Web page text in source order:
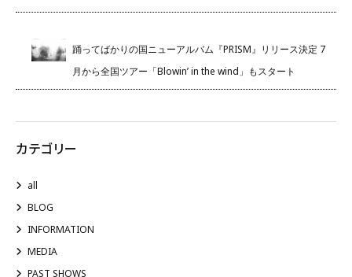
踊ってばかりの国ニューアルバム『PRISM』リリース決定 7
月から全国ツアー「Blowin’ in the wind」もスタート
カテゴリー
all
BLOG
INFORMATION
MEDIA
PAST SHOWS